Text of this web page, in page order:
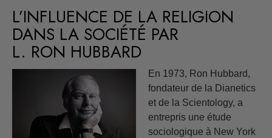
L’INFLUENCE DE LA RELIGION
DANS LA SOCIÉTÉ PAR
L. RON HUBBARD
En 1973, Ron Hubbard,
fondateur de la Dianetics
et de la Scientology, a
entrepris une étude
sociologique à New York